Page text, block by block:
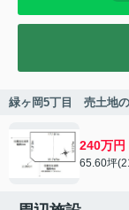
緑ヶ岡5丁目 売土地
240万円
65.60坪